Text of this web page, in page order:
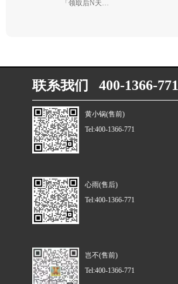
「领取后N天…
联系我们 400-1366-771
黄小锅(售前)
Tel:400-1366-771
心雨(售后)
Tel:400-1366-771
岂不(售前)
Tel:400-1366-771